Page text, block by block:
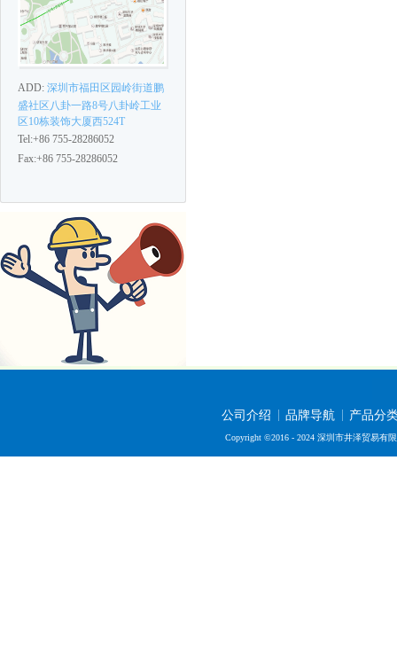
ADD: 深圳市福田区园岭街道鹏
盛社区八卦一路8号八卦岭工业
区10栋装饰大厦西524T
Tel:+86 755-28286052
Fax:+86 755-28286052
公司介绍 品牌导航 产品分
Copyright ©2016 - 2024 深圳市井泽贸易有